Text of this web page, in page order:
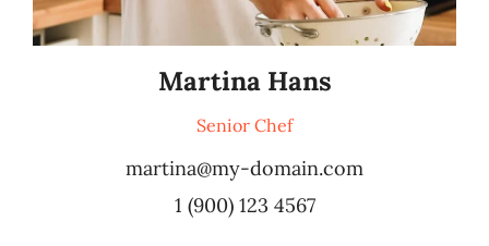
Martina Hans
Senior Chef
martina@my-domain.com
1 (900) 123 4567